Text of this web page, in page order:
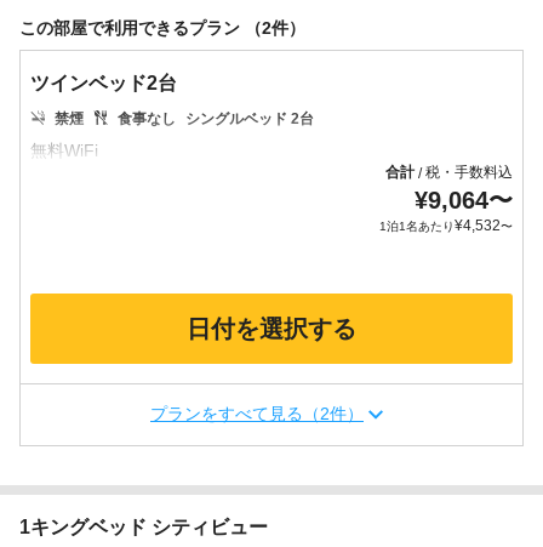
この部屋で利用できるプラン （2件）
ツインベッド2台
禁煙 食事なし シングルベッド 2台
合計/税・手数料込
¥9,064〜
1泊1名あたり¥4,532〜
日付を選択する
プランをすべて見る（2件）
1キングベッド シティビュー